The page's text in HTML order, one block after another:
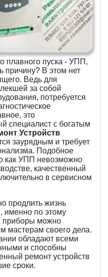
плавного пуска - УПП,
причину? В этом нет
Ведь для
за собой
потребуется
это
специалист с богатым
Устройств
заурядным и требует
Подобное
как УПП невозможно
качественный
в сервисном
продлить жизнь
именно по этому
можно
мастерам своего дела.
обладают всеми
и способны
ремонт устройств
сроки.